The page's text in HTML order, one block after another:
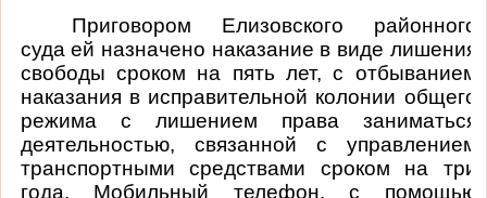
Приговором Елизовского районного
суда ей назначено наказание в виде лишения
свободы сроком на пять лет, с отбыванием
наказания в исправительной колонии общего
режима с лишением права заниматься
деятельностью, связанной с управлением
транспортными средствами сроком на три
года. Мобильный телефон, с помощью